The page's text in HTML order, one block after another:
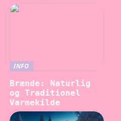
INFO
Brænde: Naturlig
og Traditionel
Varmekilde